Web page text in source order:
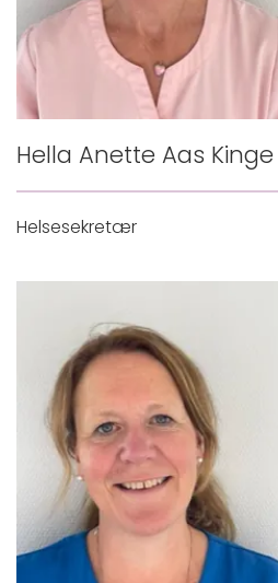
Hella Anette Aas Kinge
Helsesekretær